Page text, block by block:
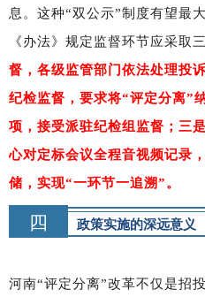
息。这种“双公示”制度有望最
《办法》规定监督环节应采取
督，各级监管部门依法处理投
纪检监督，要求将“评定分离”
项，接受派驻纪检组监督；三
心对定标会议全程音视频记录
储，实现“一环节一追溯”。
四 政策实施的深远意义
河南“评定分离”改革不仅是招